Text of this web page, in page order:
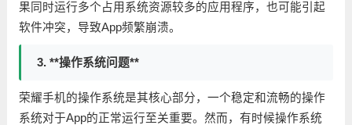
果同时运行多个占用系统资源较多的应用程序，也可能引起
软件冲突，导致App频繁崩溃。
3. **操作系统问题**
荣耀手机的操作系统是其核心部分，一个稳定和流畅的操作
系统对于App的正常运行至关重要。然而，有时候操作系统